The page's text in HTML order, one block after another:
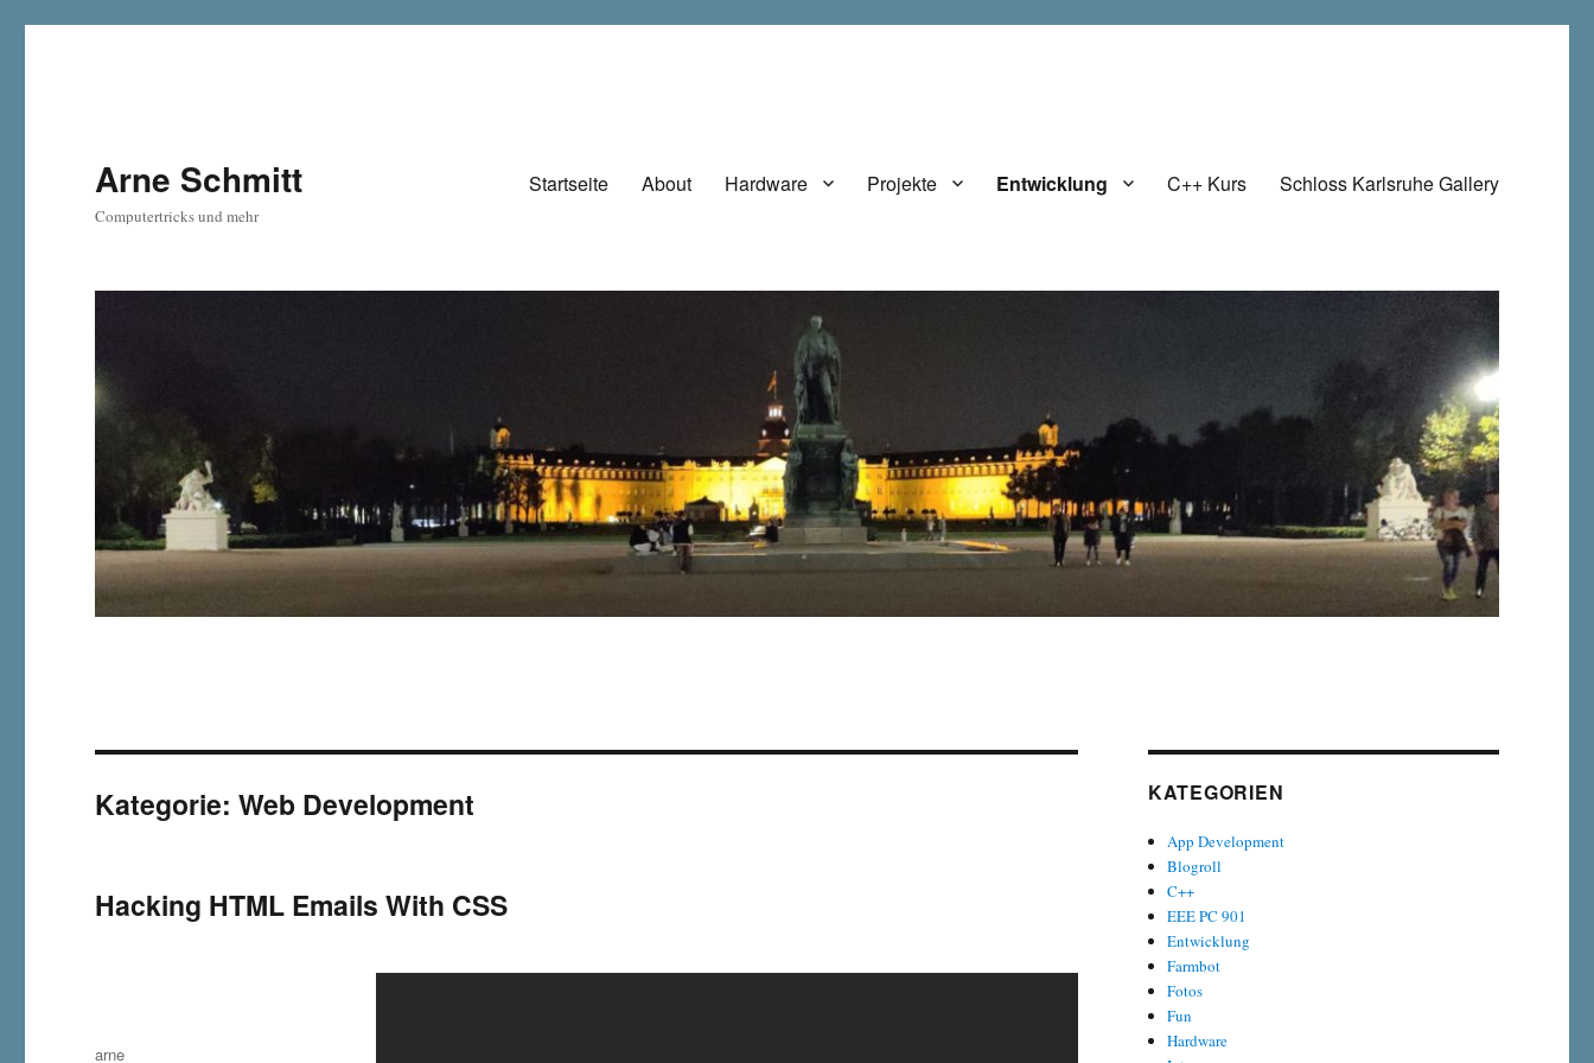
Arne Schmitt
Computertricks und mehr
Startseite About Hardware Projekte Entwicklung C++ Kurs Schloss Karlsruhe Gallery
Kategorie:Web Development
Hacking HTML Emails With CSS
Autor
arne
KATEGORIEN
App Development
Blogroll
C++
EEE PC 901
Entwicklung
Farmbot
Fotos
Fun
Hardware